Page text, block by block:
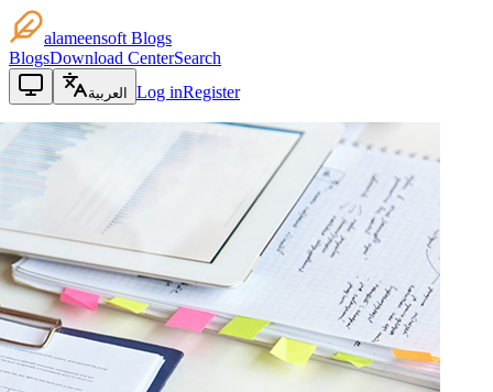
alameensoft Blogs
BlogsDownload CenterSearch
العربية Log inRegister